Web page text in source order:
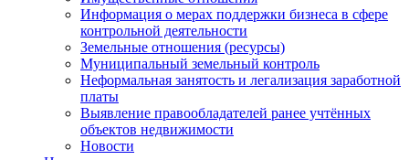
Информация о мерах поддержки бизнеса в сфере
контрольной деятельности
Земельные отношения (ресурсы)
Муниципальный земельный контроль
Неформальная занятость и легализация заработной
платы
Выявление правообладателей ранее учтённых
объектов недвижимости
Новости